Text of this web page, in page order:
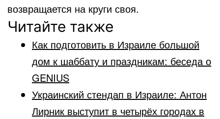
возвращается на круги своя.
Читайте также
Как подготовить в Израиле большой
дом к шаббату и праздникам: беседа о
GENIUS
Украинский стендап в Израиле: Антон
Лирник выступит в четырёх городах в